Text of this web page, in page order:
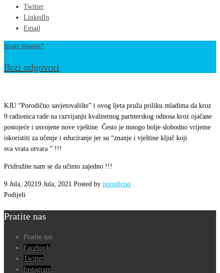
Twitter
LinkedIn
Email
Imate pitanje?
Brzi odgovori
izbor
2021
KJU “Porodično savjetovalište” i ovog ljeta pruža priliku mladima da kroz
9 radionica rade na razvijanju kvalitetnog partnerskog odnosa kroz ojačane
postojeće i usvojene nove vještine. Često je mnogo bolje slobodno vrijeme
iskoristiti za učenje i educiranje jer su “znanje i vještine ključ koji
sva vrata otvara ” !!!
Pridružite nam se da učimo zajedno !!!
9 Jula, 2021 9 Jula, 2021 Posted by porodicno
Podijeli
Pratite nas
Pratite nas
Facebook
Twitter
Instagram